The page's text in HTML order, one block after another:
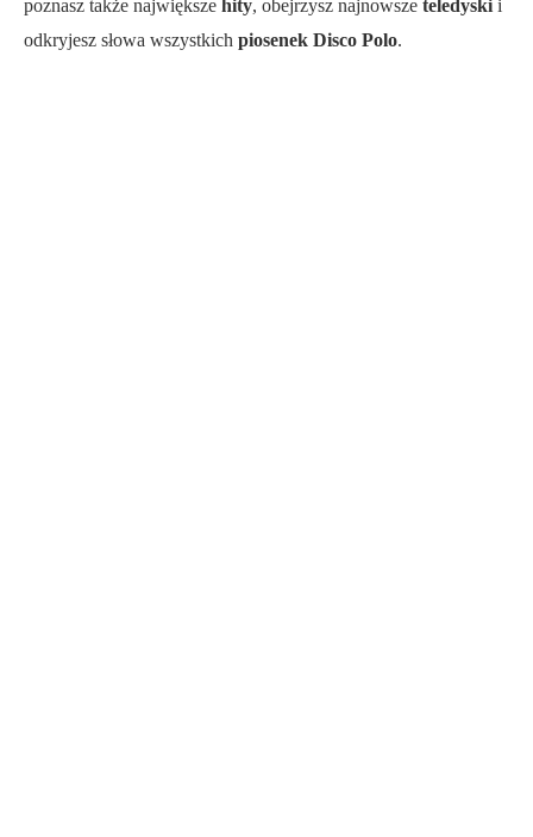
poznasz także największe hity, obejrzysz najnowsze teledyski i
odkryjesz słowa wszystkich piosenek Disco Polo.